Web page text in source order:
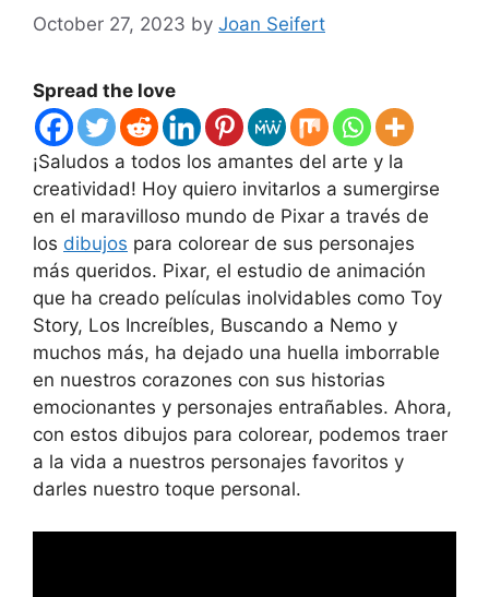
October 27, 2023 by Joan Seifert
Spread the love
¡Saludos a todos los amantes del arte y la
creatividad! Hoy quiero invitarlos a sumergirse
en el maravilloso mundo de Pixar a través de
los dibujos para colorear de sus personajes
más queridos. Pixar, el estudio de animación
que ha creado películas inolvidables como Toy
Story, Los Increíbles, Buscando a Nemo y
muchos más, ha dejado una huella imborrable
en nuestros corazones con sus historias
emocionantes y personajes entrañables. Ahora,
con estos dibujos para colorear, podemos traer
a la vida a nuestros personajes favoritos y
darles nuestro toque personal.